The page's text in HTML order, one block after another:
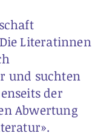
Literatinnen
und suchten
der
Abwertung